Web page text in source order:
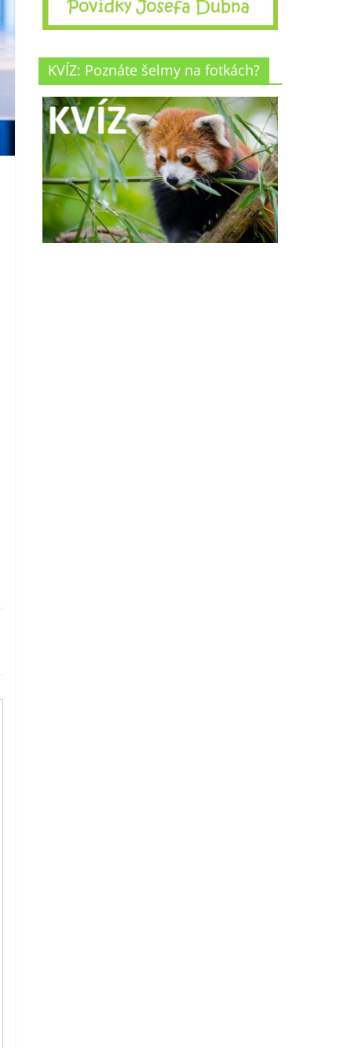
KVÍZ: Poznáte šelmy na fotkách?